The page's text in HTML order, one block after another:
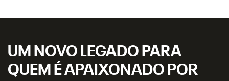
UM NOVO LEGADO PARA
QUEM É APAIXONADO POR